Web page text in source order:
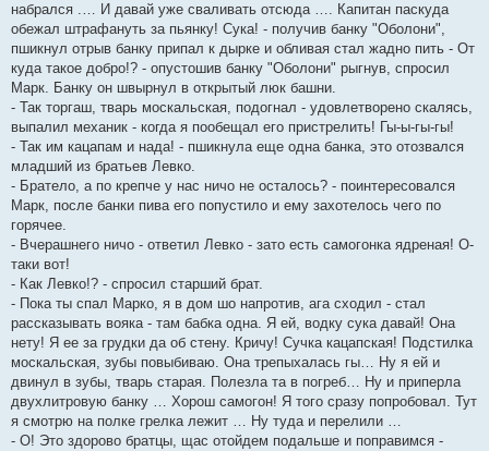
набрался .… И давай уже сваливать отсюда …. Капитан паскуда
обежал штрафануть за пьянку! Сука! - получив банку "Оболони",
пшикнул отрыв банку припал к дырке и обливая стал жадно пить - От
куда такое добро!? - опустошив банку "Оболони" рыгнув, спросил
Марк. Банку он швырнул в открытый люк башни.
- Так торгаш, тварь москальская, подогнал - удовлетворено скалясь,
выпалил механик - когда я пообещал его пристрелить! Гы-ы-гы-гы!
- Так им кацапам и нада! - пшикнула еще одна банка, это отозвался
младший из братьев Левко.
- Братело, а по крепче у нас ничо не осталось? - поинтересовался
Марк, после банки пива его попустило и ему захотелось чего по
горячее.
- Вчерашнего ничо - ответил Левко - зато есть самогонка ядреная! О-
таки вот!
- Как Левко!? - спросил старший брат.
- Пока ты спал Марко, я в дом шо напротив, ага сходил - стал
рассказывать вояка - там бабка одна. Я ей, водку сука давай! Она
нету! Я ее за грудки да об стену. Кричу! Сучка кацапская! Подстилка
москальская, зубы повыбиваю. Она трепыхалась гы… Ну я ей и
двинул в зубы, тварь старая. Полезла та в погреб… Ну и приперла
двухлитровую банку … Хорош самогон! Я того сразу попробовал. Тут
я смотрю на полке грелка лежит … Ну туда и перелили …
- О! Это здорово братцы, щас отойдем подальше и поправимся -